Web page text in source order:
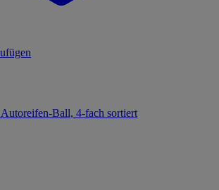
Ball, 4-fach sortiert